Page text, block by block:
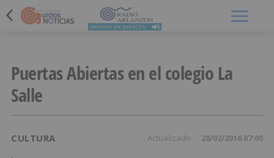
Puertas Abiertas en el colegio La
Salle
CULTURA Actualizado 28/02/2016 07:00